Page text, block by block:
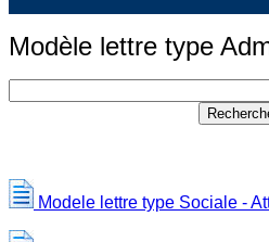
Modèle lettre type
Modele lettre type Sociale -